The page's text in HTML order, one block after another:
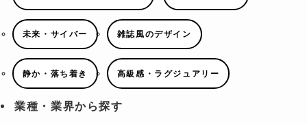
未来・サイバー 雑誌風のデザイン
静か・落ち着き 高級感・ラグジュアリー
業種・業界から探す